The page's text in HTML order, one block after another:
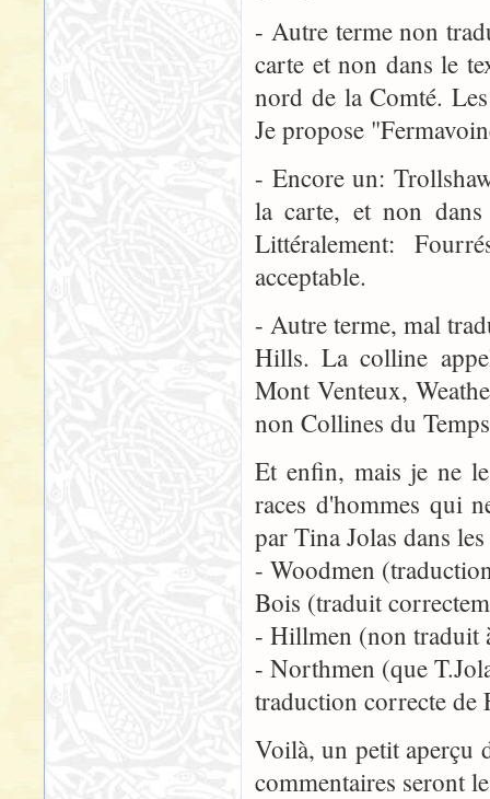
- Autre terme non
carte et non dans le
nord de la Comté.
Je propose
- Encore un:
la carte, et non
Littéralement:
acceptable.
- Autre terme, mal
Hills. La colline
Mont Venteux,
non Collines du
Et enfin, mais je ne
races d'hommes qui
par Tina Jolas dans
- Woodmen
Bois (traduit
- Hillmen (non traduit
- Northmen (que
traduction correcte de
Voilà, un petit aperçu
commentaires seront